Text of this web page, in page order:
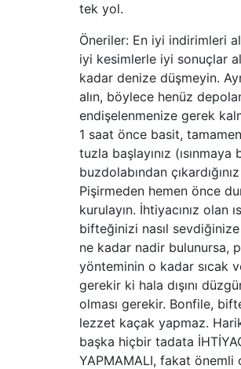
tek yol.
Öneriler: En iyi indirimleri
iyi kesimlerle iyi sonuçlar
kadar denize düşmeyin.
alın, böylece henüz
endişelenmenize gerek
1 saat önce basit,
tuzla başlayınız
buzdolabından
Pişirmeden hemen önce
kurulayın. İhtiyacınız olan
bifteğinizi nasıl sevdiğinize
ne kadar nadir bulunursa,
yönteminin o kadar sıcak
gerekir ki hala dışını
olması gerekir. Bonfile,
lezzet kaçak yapmaz.
başka hiçbir tadata
YAPMAMALI, fakat önemli